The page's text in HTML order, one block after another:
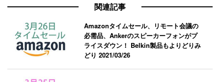
関連記事
Amazonタイムセール、リモート会議の
必需品、Ankerのスピーカーフォンがプ
ライスダウン！ Belkin製品もよりどりみ
どり2021/03/26